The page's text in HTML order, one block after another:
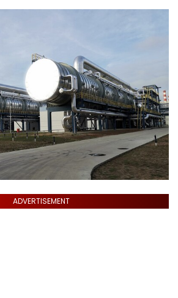
ADVERTISEMENT